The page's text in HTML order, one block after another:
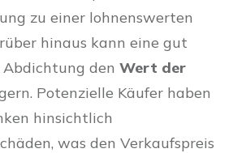
zu einer lohnenswerten
hinaus kann eine gut
den Wert der
Potenzielle Käufer haben
hinsichtlich
was den Verkaufspreis